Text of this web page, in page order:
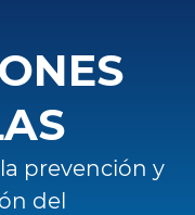
prevención y
del